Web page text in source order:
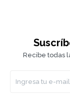
Recibe todas